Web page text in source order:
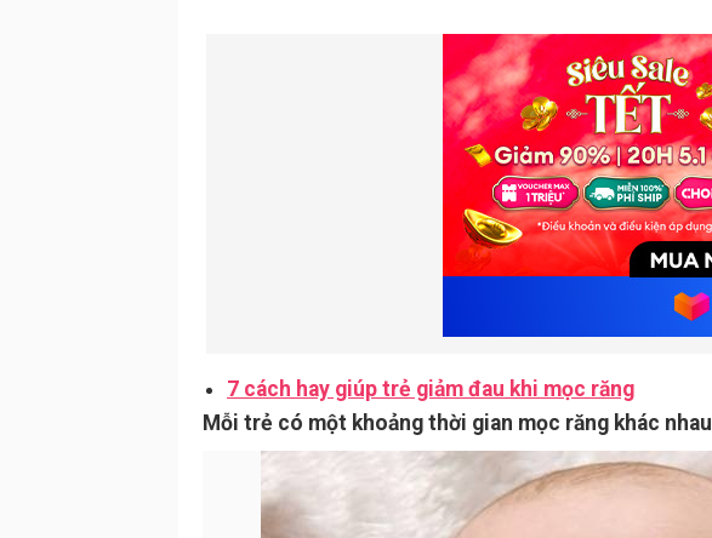
7 cách hay giúp trẻ giảm đau khi mọc răng
Mỗi trẻ có một khoảng thời gian mọc răng khác nhau